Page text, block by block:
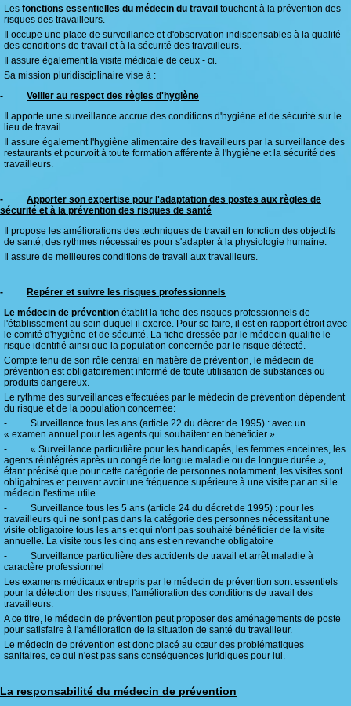
Les fonctions essentielles du médecin du travail touchent à la prévention des
risques des travailleurs.
Il occupe une place de surveillance et d'observation indispensables à la qualité
des conditions de travail et à la sécurité des travailleurs.
Il assure également la visite médicale de ceux - ci.
Sa mission pluridisciplinaire vise à :
- Veiller au respect des règles d'hygiène
Il apporte une surveillance accrue des conditions d'hygiène et de sécurité sur le
lieu de travail.
Il assure également l'hygiène alimentaire des travailleurs par la surveillance des
restaurants et pourvoit à toute formation afférente à l'hygiène et la sécurité des
travailleurs.
- Apporter son expertise pour l'adaptation des postes aux règles de
sécurité et à la prévention des risques de santé
Il propose les améliorations des techniques de travail en fonction des objectifs
de santé, des rythmes nécessaires pour s'adapter à la physiologie humaine.
Il assure de meilleures conditions de travail aux travailleurs.
- Repérer et suivre les risques professionnels
Le médecin de prévention établit la fiche des risques professionnels de
l'établissement au sein duquel il exerce. Pour se faire, il est en rapport étroit avec
le comité d'hygiène et de sécurité. La fiche dressée par le médecin qualifie le
risque identifié ainsi que la population concernée par le risque détecté.
Compte tenu de son rôle central en matière de prévention, le médecin de
prévention est obligatoirement informé de toute utilisation de substances ou
produits dangereux.
Le rythme des surveillances effectuées par le médecin de prévention dépendent
du risque et de la population concernée:
- Surveillance tous les ans (article 22 du décret de 1995) : avec un
« examen annuel pour les agents qui souhaitent en bénéficier »
- « Surveillance particulière pour les handicapés, les femmes enceintes, les
agents réintégrés après un congé de longue maladie ou de longue durée »,
étant précisé que pour cette catégorie de personnes notamment, les visites sont
obligatoires et peuvent avoir une fréquence supérieure à une visite par an si le
médecin l'estime utile.
- Surveillance tous les 5 ans (article 24 du décret de 1995) : pour les
travailleurs qui ne sont pas dans la catégorie des personnes nécessitant une
visite obligatoire tous les ans et qui n'ont pas souhaité bénéficier de la visite
annuelle. La visite tous les cinq ans est en revanche obligatoire
- Surveillance particulière des accidents de travail et arrêt maladie à
caractère professionnel
Les examens médicaux entrepris par le médecin de prévention sont essentiels
pour la détection des risques, l'amélioration des conditions de travail des
travailleurs.
A ce titre, le médecin de prévention peut proposer des aménagements de poste
pour satisfaire à l'amélioration de la situation de santé du travailleur.
Le médecin de prévention est donc placé au cœur des problématiques
sanitaires, ce qui n'est pas sans conséquences juridiques pour lui.
La responsabilité du médecin de prévention